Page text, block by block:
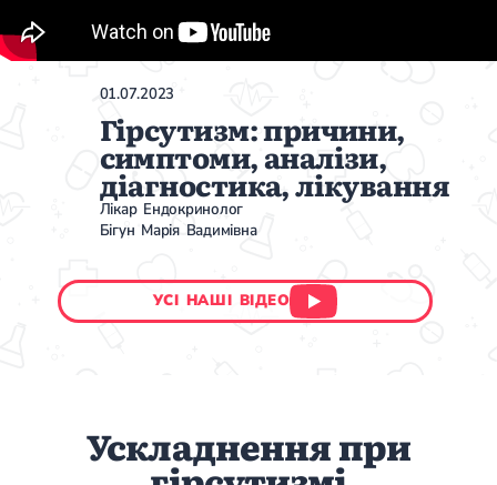
01.07.2023
Гірсутизм: причини,
симптоми, аналізи,
діагностика, лікування
Лікар Ендокринолог
Бігун Марія Вадимівна
УСІ НАШІ ВІДЕО
Ускладнення при